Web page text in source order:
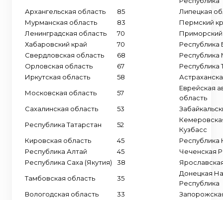
Архангельская область
85
Липецкая
Мурманская область
83
Пермский
Ленинградская область
70
Приморский
Хабаровский край
70
Республика
Свердловская область
68
Республика
Орловская область
67
Республика
Иркутская область
58
Московская область
57
Еврейская
область
Сахалинская область
53
Республика Татарстан
52
Кузбасс
Кировская область
45
Республика
Республика Алтай
45
Чеченская
Республика Саха (Якутия)
38
Тамбовская область
35
Донецкая
Республика
Вологодская область
33